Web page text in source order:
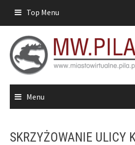
content
Top Menu
Menu
SKRZYŻOWANIE ULICY